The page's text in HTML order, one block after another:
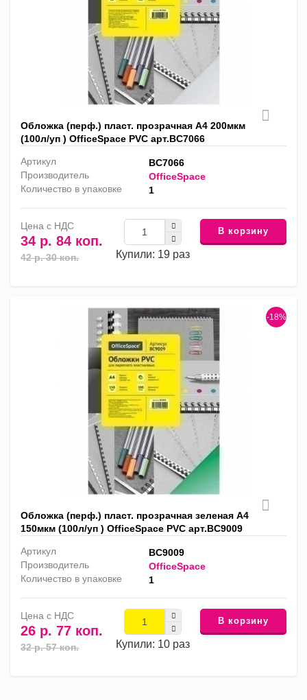
Обложка (перф.) пласт. прозрачная А4 200мкм
(100л/уп ) OfficeSpace PVC арт.BC7066
Артикул
BC7066
Производитель
OfficeSpace
Количество в упаковке
1
Цена с НДС
34 р. 84 коп.
42 р. 30 коп. Купили: 19 раз
В корзину
-18%
Обложка (перф.) пласт. прозрачная зеленая А4
150мкм (100л/уп ) OfficeSpace PVC арт.BC9009
Артикул
BC9009
Производитель
OfficeSpace
Количество в упаковке
1
Цена с НДС
26 р. 77 коп.
32 р. 57 коп. Купили: 10 раз
В корзину